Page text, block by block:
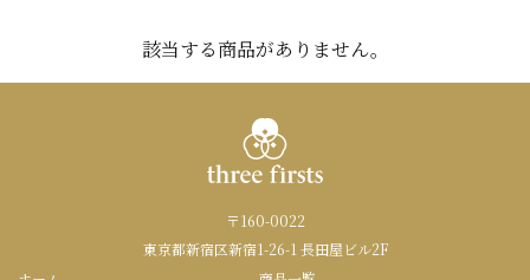
該当する商品がありません。
〒160-0022
東京都新宿区新宿1-26-1 長田屋ビル2F